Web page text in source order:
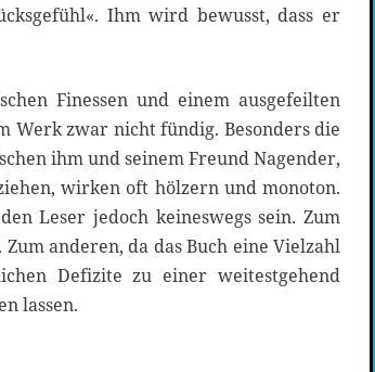
Ihm wird bewusst, dass er
Finessen und einem ausgefeilten
Werk zwar nicht fündig. Besonders die
ihm und seinem Freund Nagender,
wirken oft hölzern und monoton.
Leser jedoch keineswegs sein. Zum
anderen, da das Buch eine Vielzahl
Defizite zu einer weitestgehend
lassen.